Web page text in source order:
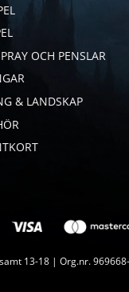
OCH PENSLAR
& LANDSKAP
13-18 | Org.nr.